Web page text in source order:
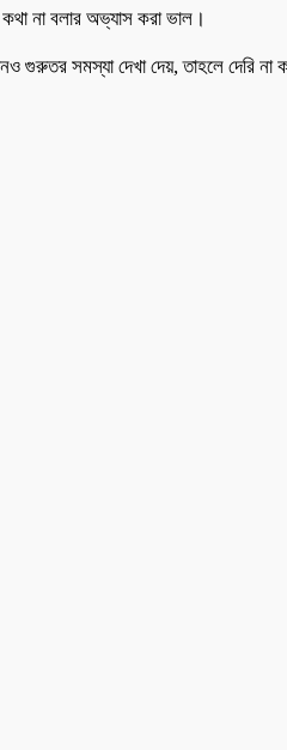
কথা না বলার অভ্যাস করা ভাল।
গুরুতর সমস্যা দেখা দেয়, তাহলে দেরি না